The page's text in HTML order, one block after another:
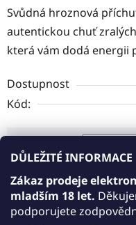
DŮLEŽITÉ INFORMACE
Zákaz prodeje
mladším 18 let.
podporujete
Svůdná hroznová
autentickou chuť
která vám dodá energii
Dostupnost
Kód:
169 Kč
Měrná cena:
Akce 10+1